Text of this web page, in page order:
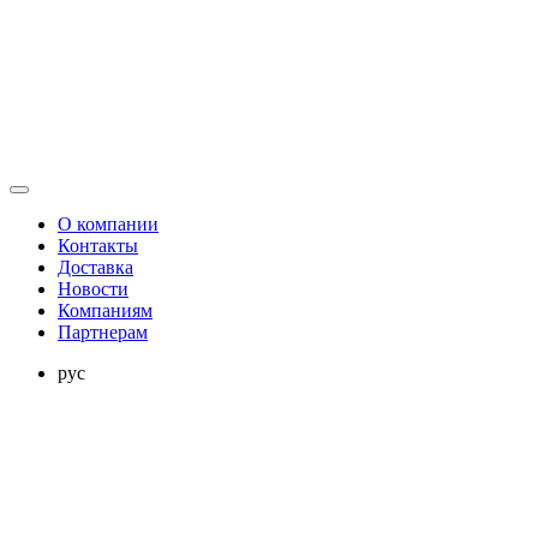
О компании
Контакты
Доставка
Новости
Компаниям
Партнерам
рус